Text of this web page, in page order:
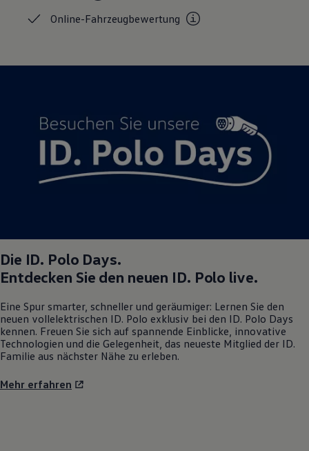
Magazin
Lifestyle
Online-Fahrzeugbewertung
Die ID. Polo Days.
Entdecken Sie den neuen ID. Polo live.
Eine Spur smarter, schneller und geräumiger: Lernen Sie den
neuen vollelektrischen ID. Polo exklusiv bei den ID. Polo Days
kennen. Freuen Sie sich auf spannende Einblicke, innovative
Technologien und die Gelegenheit, das neueste Mitglied der ID.
Familie aus nächster Nähe zu erleben.
Mehr erfahren